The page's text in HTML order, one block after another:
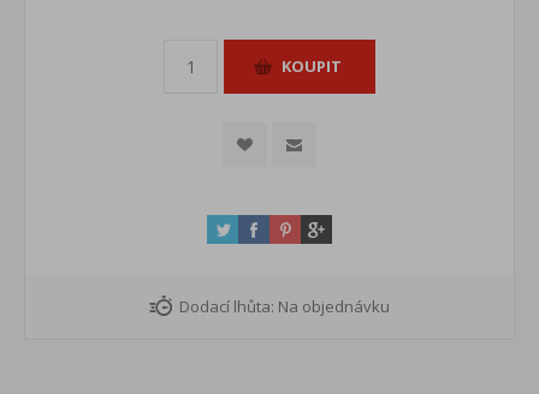
Dodací lhůta: Na objednávku